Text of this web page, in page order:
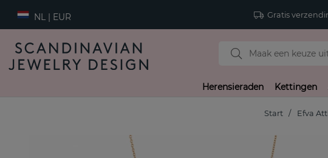
NL | EUR Gratis
Herensieraden Kettingen
Start Efva